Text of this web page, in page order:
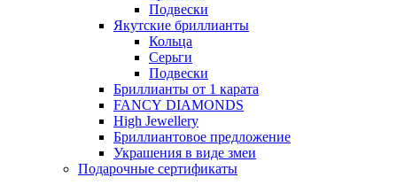
Подвески
Якутские бриллианты
Кольца
Серьги
Подвески
Бриллианты от 1 карата
FANCY DIAMONDS
High Jewellery
Бриллиантовое предложение
Украшения в виде змеи
Подарочные сертификаты